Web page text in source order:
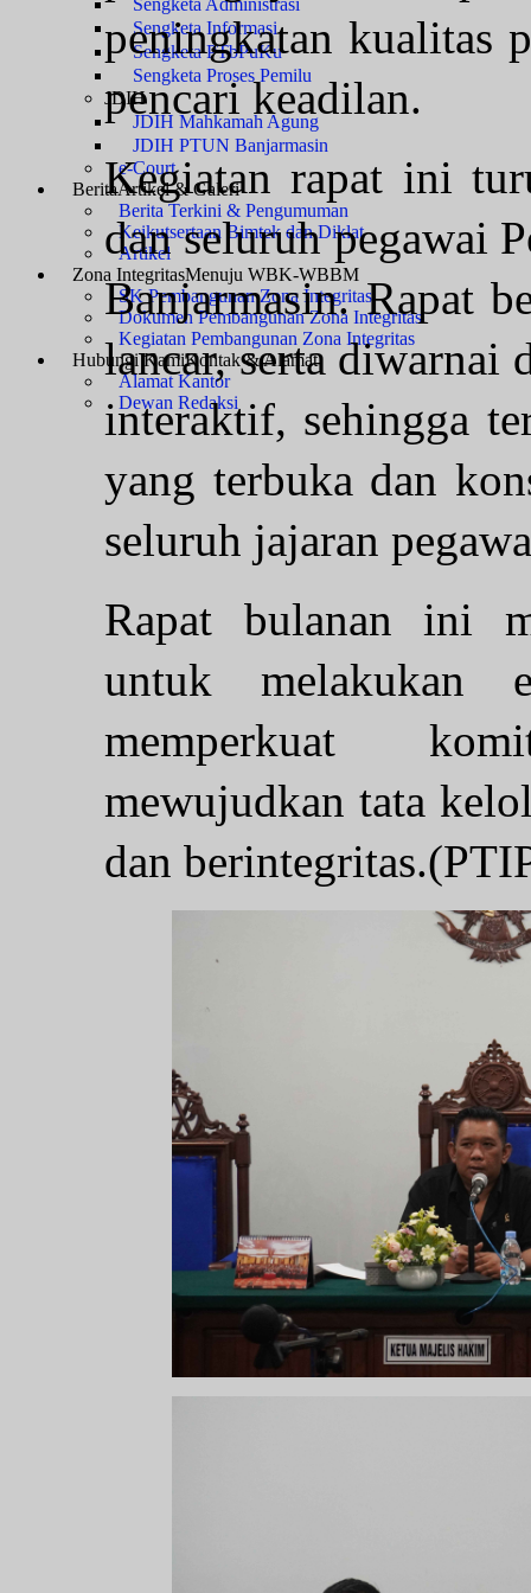
Sengketa Administrasi
Sengketa Informasi
Sengketa PTbPuKu
Sengketa Proses Pemilu
JDIH
JDIH Mahkamah Agung
JDIH PTUN Banjarmasin
e-Court
BeritaArtikel & Galeri
Berita Terkini & Pengumuman
Keikutsertaan Bimtek dan Diklat
Artikel
Zona IntegritasMenuju WBK-WBBM
SK Pembangunan Zona Integritas
Dokumen Pembangunan Zona Integritas
Kegiatan Pembangunan Zona Integritas
Hubungi KamiKontak & Alamat
Alamat Kantor
Dewan Redaksi
peningkatan kualitas
pencari keadilan.
Kegiatan rapat ini
dan seluruh pegawai
Banjarmasin. Rapat
lancar, serta diwarnai
interaktif, sehingga
yang terbuka dan
seluruh jajaran
Rapat bulanan ini
untuk melakukan
memperkuat
mewujudkan tata
dan